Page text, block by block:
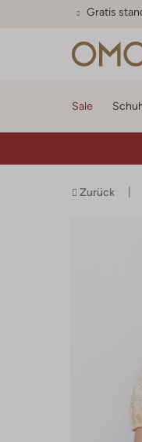
Gratis
Sale
Zurück